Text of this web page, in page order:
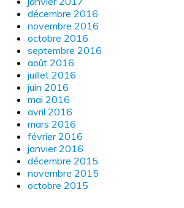
décembre 2016
novembre 2016
octobre 2016
septembre 2016
août 2016
juillet 2016
juin 2016
mai 2016
avril 2016
mars 2016
février 2016
janvier 2016
décembre 2015
novembre 2015
octobre 2015